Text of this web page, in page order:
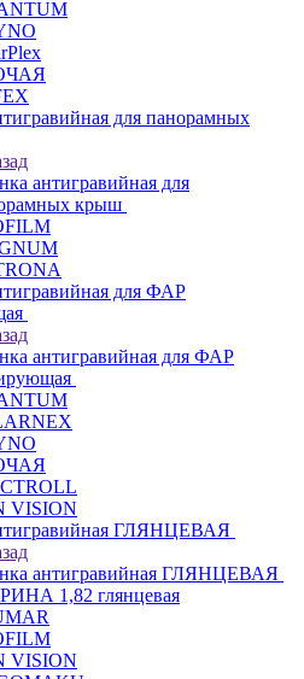
для панорамных
антигравийная для
крыш
для ФАР
антигравийная для ФАР
VISION
ГЛЯНЦЕВАЯ
антигравийная ГЛЯНЦЕВАЯ
1,82 глянцевая
VISION